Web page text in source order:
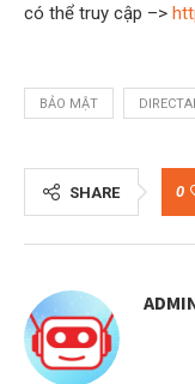
có thể truy cập –>
BẢO MẬT
SHARE 0